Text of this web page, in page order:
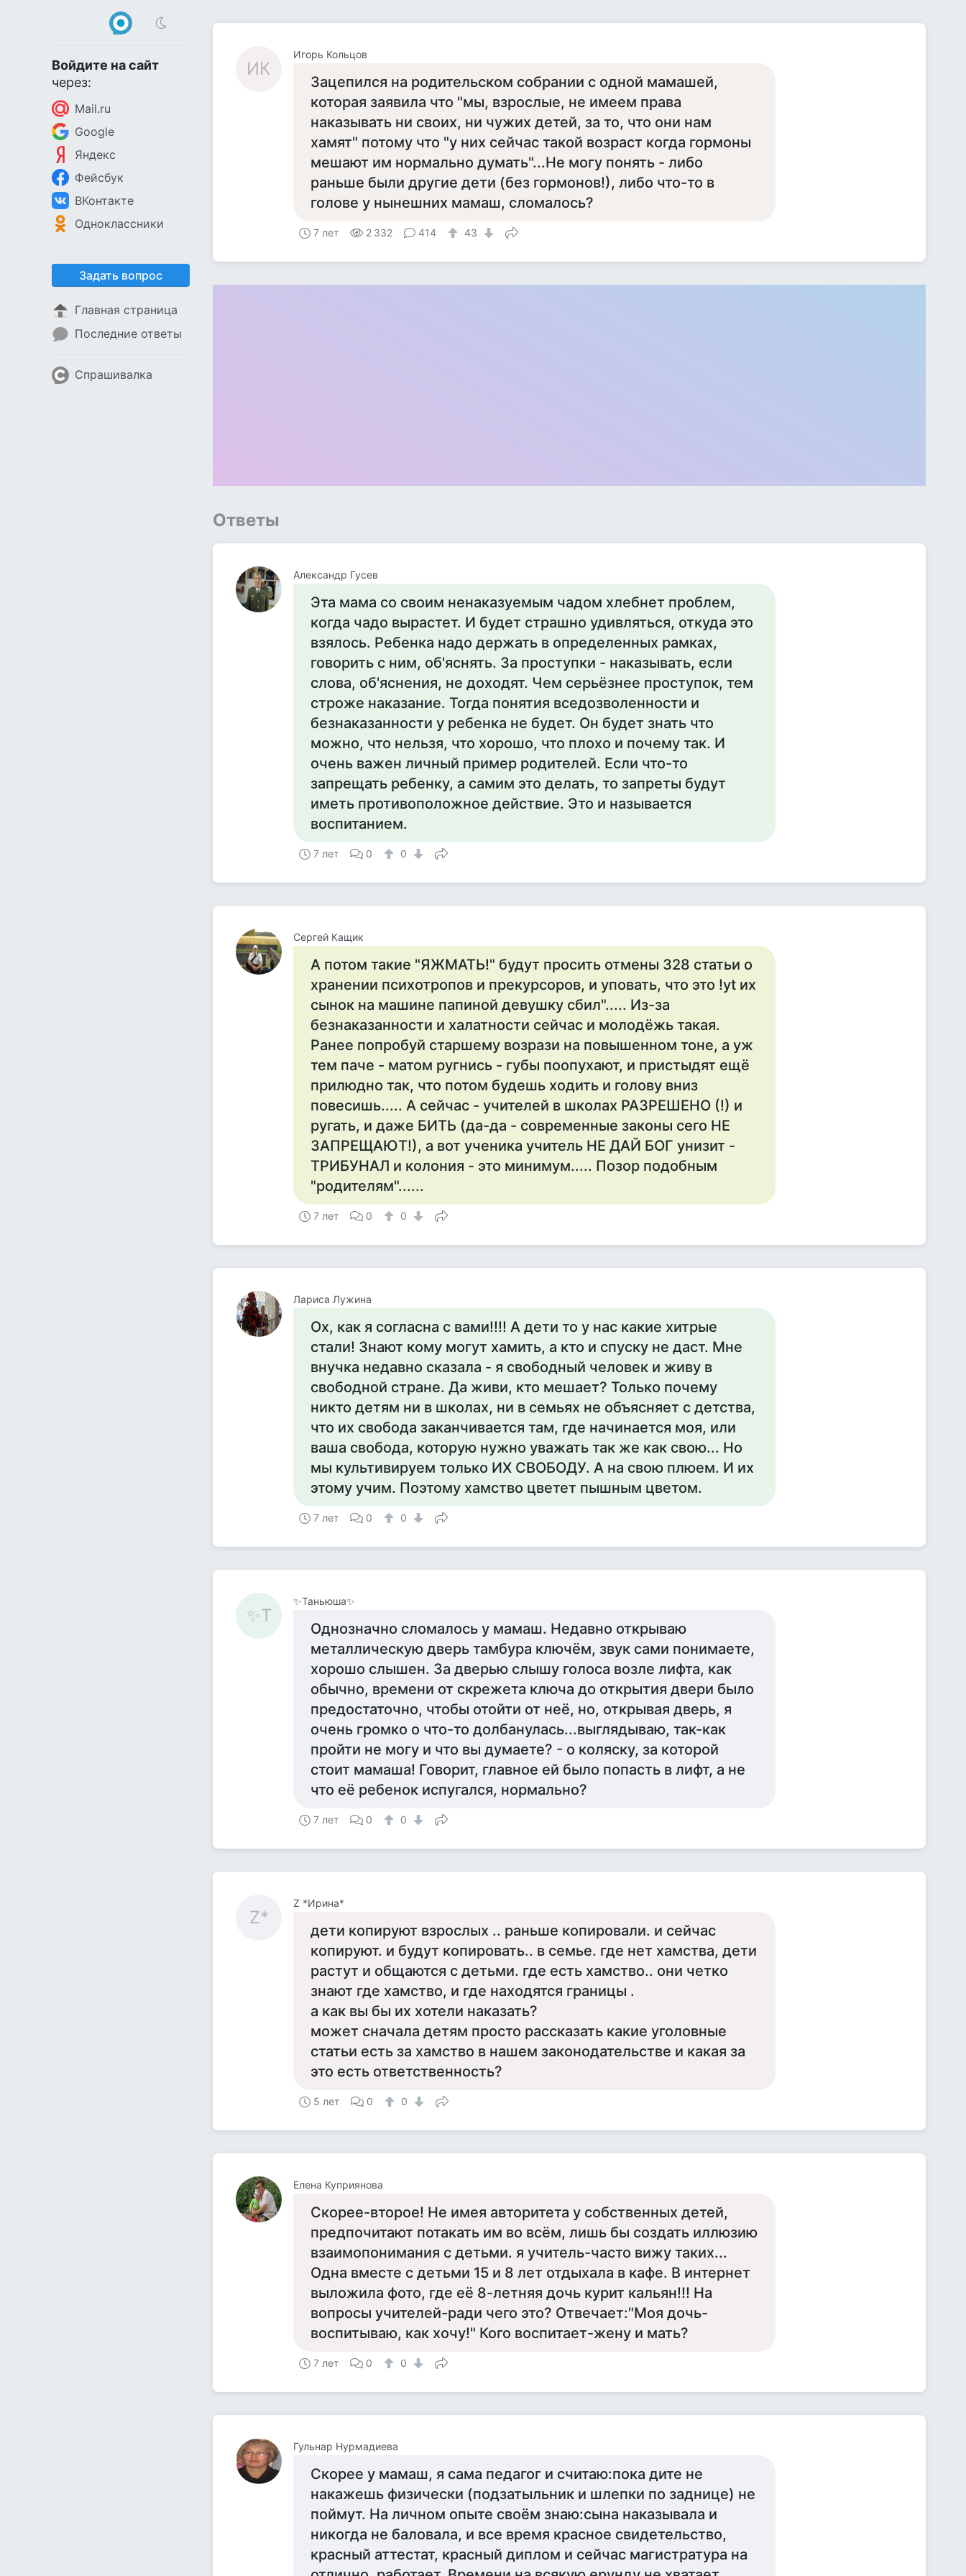
Войдите на сайт
через:
Mail.ru
Google
Яндекс
Фейсбук
ВКонтакте
Одноклассники
Задать вопрос
Главная страница
Последние ответы
Спрашивалка
ИК
Игорь Кольцов
Зацепился на родительском собрании с одной мамашей,
которая заявила что "мы, взрослые, не имеем права
наказывать ни своих, ни чужих детей, за то, что они нам
хамят" потому что "у них сейчас такой возраст когда гормоны
мешают им нормально думать"...Не могу понять - либо
раньше были другие дети (без гормонов!), либо что-то в
голове у нынешних мамаш, сломалось?
7 лет 2 332 414 43
Ответы
Александр Гусев
Эта мама со своим ненаказуемым чадом хлебнет проблем,
когда чадо вырастет. И будет страшно удивляться, откуда это
взялось. Ребенка надо держать в определенных рамках,
говорить с ним, об'яснять. За проступки - наказывать, если
слова, об'яснения, не доходят. Чем серьёзнее проступок, тем
строже наказание. Тогда понятия вседозволенности и
безнаказанности у ребенка не будет. Он будет знать что
можно, что нельзя, что хорошо, что плохо и почему так. И
очень важен личный пример родителей. Если что-то
запрещать ребенку, а самим это делать, то запреты будут
иметь противоположное действие. Это и называется
воспитанием.
7 лет 0 0
Сергей Кащик
А потом такие "ЯЖМАТЬ!" будут просить отмены 328 статьи о
хранении психотропов и прекурсоров, и уповать, что это !yt их
сынок на машине папиной девушку сбил"..... Из-за
безнаказанности и халатности сейчас и молодёжь такая.
Ранее попробуй старшему возрази на повышенном тоне, а уж
тем паче - матом ругнись - губы поопухают, и пристыдят ещё
прилюдно так, что потом будешь ходить и голову вниз
повесишь..... А сейчас - учителей в школах РАЗРЕШЕНО (!) и
ругать, и даже БИТЬ (да-да - современные законы сего НЕ
ЗАПРЕЩАЮТ!), а вот ученика учитель НЕ ДАЙ БОГ унизит -
ТРИБУНАЛ и колония - это минимум..... Позор подобным
"родителям"......
7 лет 0 0
Лариса Лужина
Ох, как я согласна с вами!!!! А дети то у нас какие хитрые
стали! Знают кому могут хамить, а кто и спуску не даст. Мне
внучка недавно сказала - я свободный человек и живу в
свободной стране. Да живи, кто мешает? Только почему
никто детям ни в школах, ни в семьях не объясняет с детства,
что их свобода заканчивается там, где начинается моя, или
ваша свобода, которую нужно уважать так же как свою... Но
мы культивируем только ИХ СВОБОДУ. А на свою плюем. И их
этому учим. Поэтому хамство цветет пышным цветом.
7 лет 0 0
✨Т
✨Таньюша✨
Однозначно сломалось у мамаш. Недавно открываю
металлическую дверь тамбура ключём, звук сами понимаете,
хорошо слышен. За дверью слышу голоса возле лифта, как
обычно, времени от скрежета ключа до открытия двери было
предостаточно, чтобы отойти от неё, но, открывая дверь, я
очень громко о что-то долбанулась...выглядываю, так-как
пройти не могу и что вы думаете? - о коляску, за которой
стоит мамаша! Говорит, главное ей было попасть в лифт, а не
что её ребенок испугался, нормально?
7 лет 0 0
Z*
Z *Ирина*
дети копируют взрослых .. раньше копировали. и сейчас
копируют. и будут копировать.. в семье. где нет хамства, дети
растут и общаются с детьми. где есть хамство.. они четко
знают где хамство, и где находятся границы .
а как вы бы их хотели наказать?
может сначала детям просто рассказать какие уголовные
статьи есть за хамство в нашем законодательстве и какая за
это есть ответственность?
5 лет 0 0
Елена Куприянова
Скорее-второе! Не имея авторитета у собственных детей,
предпочитают потакать им во всём, лишь бы создать иллюзию
взаимопонимания с детьми. я учитель-часто вижу таких...
Одна вместе с детьми 15 и 8 лет отдыхала в кафе. В интернет
выложила фото, где её 8-летняя дочь курит кальян!!! На
вопросы учителей-ради чего это? Отвечает:"Моя дочь-
воспитываю, как хочу!" Кого воспитает-жену и мать?
7 лет 0 0
Гульнар Нурмадиева
Скорее у мамаш, я сама педагог и считаю:пока дите не
накажешь физически (подзатыльник и шлепки по заднице) не
поймут. На личном опыте своём знаю:сына наказывала и
никогда не баловала, и все время красное свидетельство,
красный аттестат, красный диплом и сейчас магистратура на